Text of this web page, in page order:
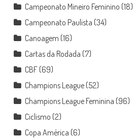
Campeonato Mineiro Feminino (18)
Campeonato Paulista (34)
Canoagem (16)
Cartas da Rodada (7)
CBF(69)
Champions League(52)
Champions League Feminina (96)
Ciclismo (2)
Copa América (6)